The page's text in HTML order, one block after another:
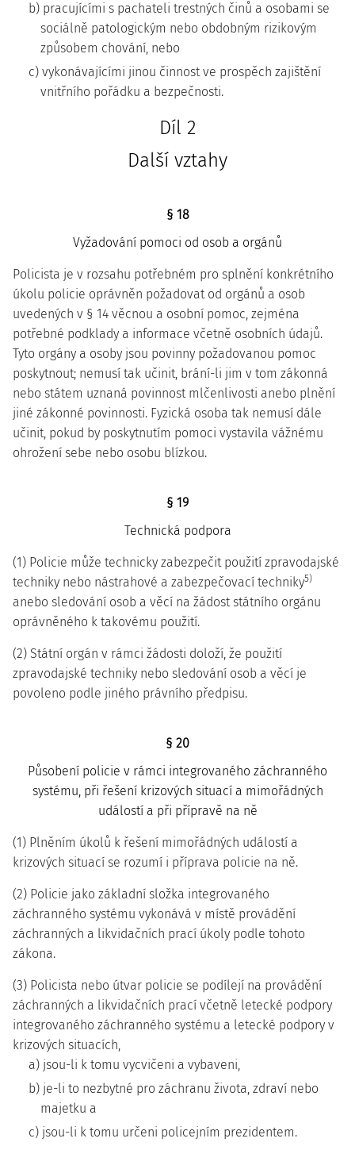
b) pracujícími s pachateli trestných činů a osobami se
sociálně patologickým nebo obdobným rizikovým
způsobem chování, nebo
c) vykonávajícími jinou činnost ve prospěch zajištění
vnitřního pořádku a bezpečnosti.
Díl 2
Další vztahy
§ 18
Vyžadování pomoci od osob a orgánů
Policista je v rozsahu potřebném pro splnění konkrétního
úkolu policie oprávněn požadovat od orgánů a osob
uvedených v § 14 věcnou a osobní pomoc, zejména
potřebné podklady a informace včetně osobních údajů.
Tyto orgány a osoby jsou povinny požadovanou pomoc
poskytnout; nemusí tak učinit, brání-li jim v tom zákonná
nebo státem uznaná povinnost mlčenlivosti anebo plnění
jiné zákonné povinnosti. Fyzická osoba tak nemusí dále
učinit, pokud by poskytnutím pomoci vystavila vážnému
ohrožení sebe nebo osobu blízkou.
§ 19
Technická podpora
(1) Policie může technicky zabezpečit použití zpravodajské
techniky nebo nástrahové a zabezpečovací techniky5)
anebo sledování osob a věcí na žádost státního orgánu
oprávněného k takovému použití.
(2) Státní orgán v rámci žádosti doloží, že použití
zpravodajské techniky nebo sledování osob a věcí je
povoleno podle jiného právního předpisu.
§ 20
Působení policie v rámci integrovaného záchranného
systému, při řešení krizových situací a mimořádných
událostí a při přípravě na ně
(1) Plněním úkolů k řešení mimořádných událostí a
krizových situací se rozumí i příprava policie na ně.
(2) Policie jako základní složka integrovaného
záchranného systému vykonává v místě provádění
záchranných a likvidačních prací úkoly podle tohoto
zákona.
(3) Policista nebo útvar policie se podílejí na provádění
záchranných a likvidačních prací včetně letecké podpory
integrovaného záchranného systému a letecké podpory v
krizových situacích,
a) jsou-li k tomu vycvičeni a vybaveni,
b) je-li to nezbytné pro záchranu života, zdraví nebo
majetku a
c) jsou-li k tomu určeni policejním prezidentem.